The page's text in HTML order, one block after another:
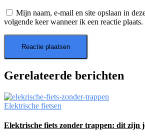
Mijn naam, e-mail en site opslaan in
volgende keer wanneer ik een reactie plaats.
Gerelateerde berichten
Elektrische fietsen
Elektrische fiets zonder trappen: dit zijn